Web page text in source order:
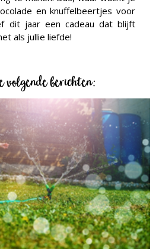
en knuffelbeertjes voor
dit jaar een cadeau dat blijft
als jullie liefde!
volgende berichten: